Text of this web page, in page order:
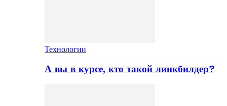
Технологии
А вы в курсе, кто такой линкбилдер?